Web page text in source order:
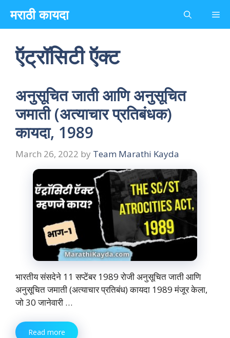
content
मराठी कायदा
ऍट्रॉसिटी ऍक्ट
अनुसूचित जाती आणि अनुसूचित
जमाती (अत्याचार प्रतिबंधक)
कायदा, 1989
March 26, 2022 by Team Marathi Kayda
भारतीय संसदेने 11 सप्टेंबर 1989 रोजी अनुसूचित जाती आणि
अनुसूचित जमाती (अत्याचार प्रतिबंध) कायदा 1989 मंजूर केला,
जो 30 जानेवारी …
Read more